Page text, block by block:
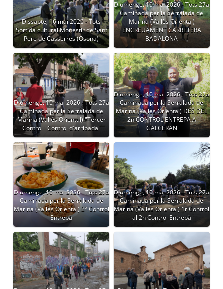
Dissabte, 16 mai 2026 - Tots
Sortida cultural Monestir de Sant
Pere de Casserres (Osona)
Diumenge, 10 mai 2026 - Tots 27a
Caminada per la Serralada de
Marina (Vallès Oriental)
ENCREUAMENT CARRETERA
BADALONA
Diumenge, 10 mai 2026 - Tots 27a
Caminada per la Serralada de
Marina (Vallès Oriental) "Tercer
Control i Control d'arribada"
Diumenge, 10 mai 2026 - Tots 27a
Caminada per la Serralada de
Marina (Vallès Oriental) DES DEL
2n CONTROL ENTREPA A
GALCERAN
Diumenge, 10 mai 2026 - Tots 27a
Caminada per la Serralada de
Marina (Vallès Oriental) 2º Control
Entrepà
Diumenge, 10 mai 2026 - Tots 27a
Caminada per la Serralada de
Marina (Vallès Oriental) 1r Control
al 2n Control Entrepà